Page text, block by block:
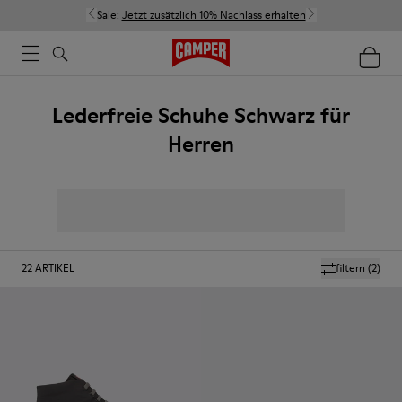
Sale: Jetzt zusätzlich 10% Nachlass erhalten
Lederfreie Schuhe Schwarz für
Herren
filtern (2)
22ARTIKEL